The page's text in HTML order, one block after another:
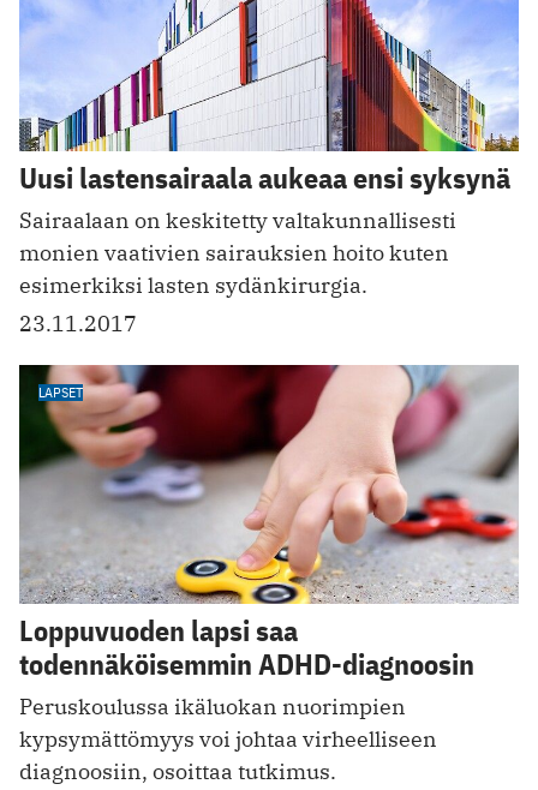
Uusi lastensairaala aukeaa ensi syksynä
Sairaalaan on keskitetty valtakunnallisesti
monien vaativien sairauksien hoito kuten
esimerkiksi lasten sydänkirurgia.
23.11.2017
LAPSET
Loppuvuoden lapsi saa
todennäköisemmin ADHD-diagnoosin
Peruskoulussa ikäluokan nuorimpien
kypsymättömyys voi johtaa virheelliseen
diagnoosiin, osoittaa tutkimus.